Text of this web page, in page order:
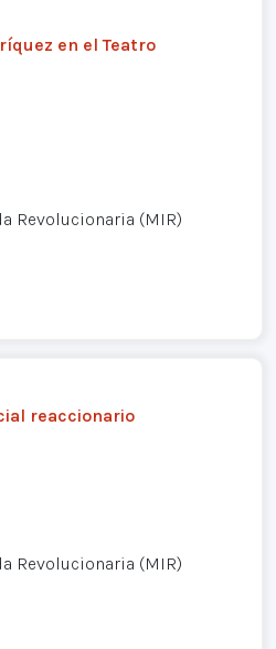
en el Teatro
Revolucionaria (MIR)
reaccionario
Revolucionaria (MIR)